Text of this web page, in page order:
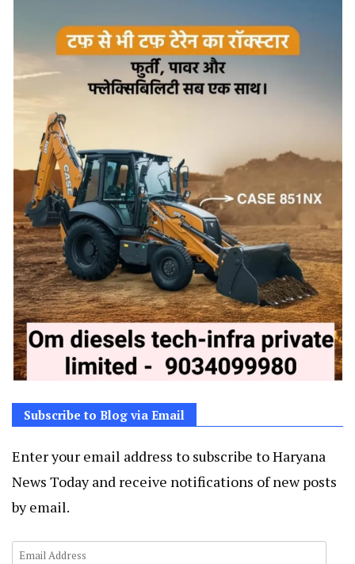
Subscribe to Blog via Email
Enter your email address to subscribe to Haryana
News Today and receive notifications of new posts
by email.
Email